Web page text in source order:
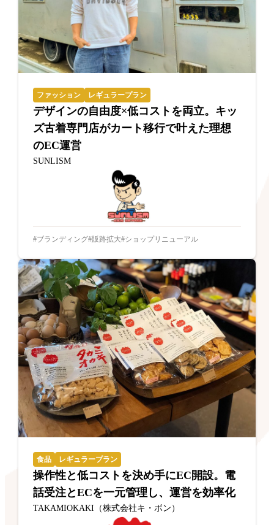
ファッション レギュラープラン
デザインの自由度×低コストを両立。キッ
ズ古着専門店がカート移行で叶えた理想
のEC運営
SUNLISM
ブランディング 販路拡大 ショップリニューアル
食品 レギュラープラン
操作性と低コストを決め手にEC開設。電
話受注とECを一元管理し、運営を効率化
TAKAMIOKAKI（株式会社キ・ボン）